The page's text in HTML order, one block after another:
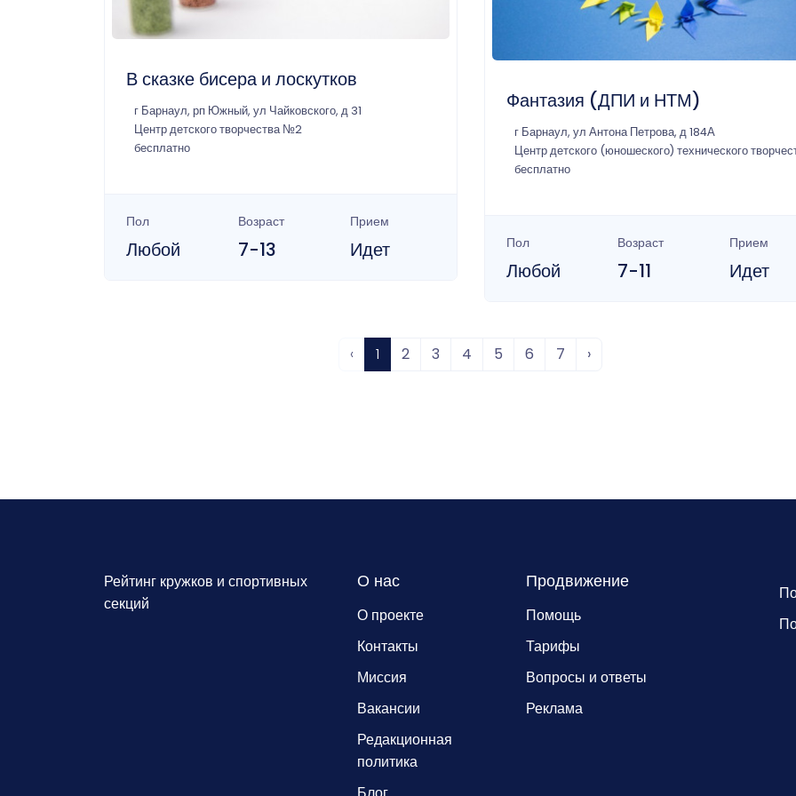
В сказке бисера и лоскутков
г Барнаул, рп Южный, ул Чайковского, д 31
Центр детского творчества №2
бесплатно
Пол
Любой
Возраст
7-13
Прием
Идет
Фантазия (ДПИ и НТМ)
г Барнаул, ул Антона Петрова, д 184А
Центр детского (юношеского) технического
бесплатно
Пол
Любой
Возраст
7-11
Прием
Идет
‹ 1 2 3 4 5 6 7 ›
Рейтинг кружков и спортивных
секций
О нас
О проекте
Контакты
Миссия
Вакансии
Редакционная
политика
Продвижение
Помощь
Тарифы
Вопросы и ответы
Реклама